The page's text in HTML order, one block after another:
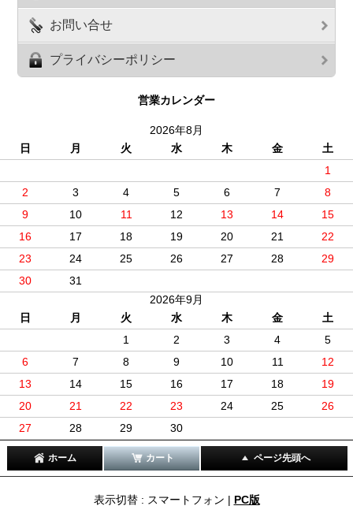
お問い合せ
プライバシーポリシー
営業カレンダー
2026年8月
日
月 火 水 木 金
土
1
2
3 4 5 6 7
8
9
10 11 12 13 14
15
16
17 18 19 20 21
22
23
24 25 26 27 28
29
30
31
2026年9月
日
月 火 水 木 金
土
1
2 3 4
5
6
7 8 9 10 11
12
13
14 15 16 17 18
19
20
21 22 23 24 25
26
27
28 29 30
ホーム カート ページ先頭へ
表示切替 : スマートフォン | PC版